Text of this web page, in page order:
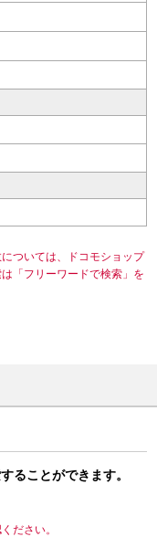
ついては、ドコモショップ
「フリーワードで検索」を
ることができます。
ださい。